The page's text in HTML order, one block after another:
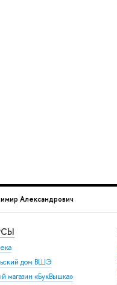
Александрович
дом ВШЭ
магазин «БукВышка»